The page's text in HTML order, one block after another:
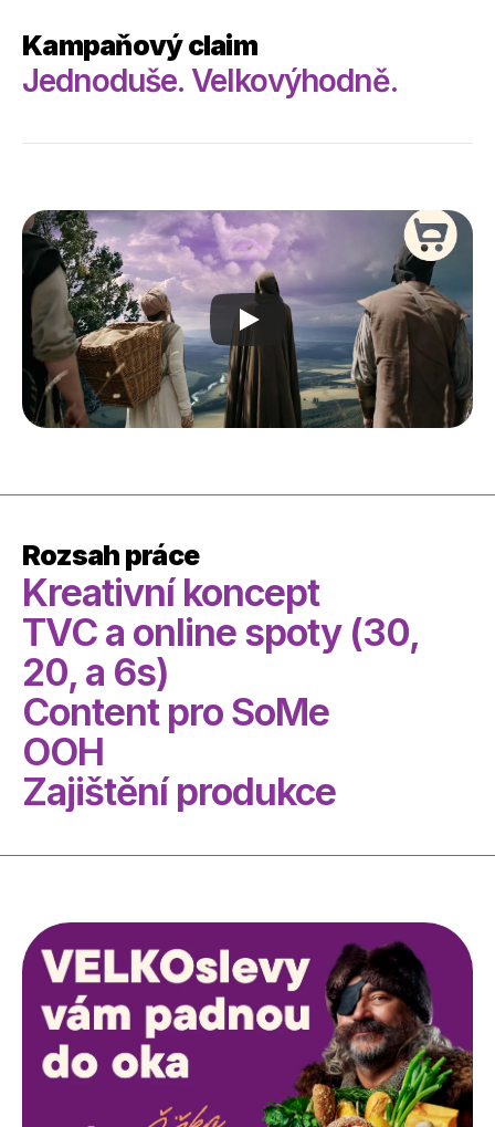
Jednoduše. Velkovýhodně.
Kampaňový claim
Rozsah práce
Kreativní koncept
TVC a online spoty (30,
20, a 6s)
Content pro SoMe
OOH
Zajištění produkce